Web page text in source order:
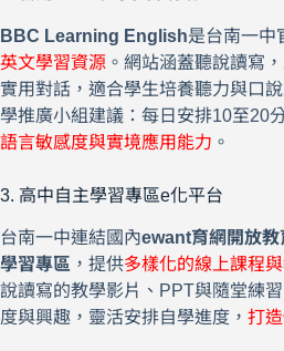
BBC Learning English是台南一中
英文學習資源 。網站涵蓋聽說讀寫
實用對話，適合學生培養聽力與口
學推廣小組建議：每日安排10至20
語言敏感度與實境應用能力 。
3. 高中自主學習專區e化平台
台南一中連結國內ewant育網開放
學習專區 ，提供多樣化的線上課程
說讀寫的教學影片、PPT與隨堂練
度與興趣，靈活安排自學進度， 打